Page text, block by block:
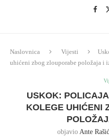
Naslovnica Vijesti
uhićeni zbog zlouporabe položaja i
USKOK:
KOLEGE UHIĆENI
objavio Ante Rašić